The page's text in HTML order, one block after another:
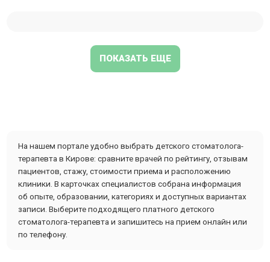
ПОКАЗАТЬ ЕЩЕ
На нашем портале удобно выбрать детского стоматолога-
терапевта в Кирове: сравните врачей по рейтингу, отзывам
пациентов, стажу, стоимости приема и расположению
клиники. В карточках специалистов собрана информация
об опыте, образовании, категориях и доступных вариантах
записи. Выберите подходящего платного детского
стоматолога-терапевта и запишитесь на прием онлайн или
по телефону.